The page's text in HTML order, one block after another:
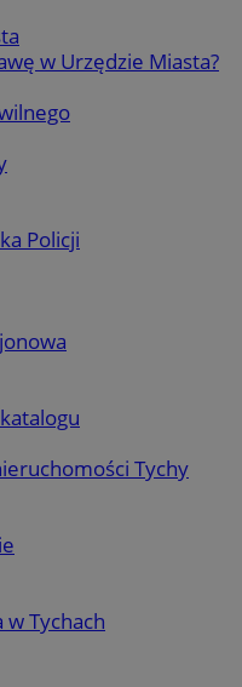
w Urzędzie Miasta?
Policji
Tychy
w Tychach